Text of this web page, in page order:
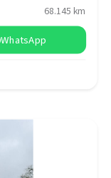
68.145 km
WhatsApp